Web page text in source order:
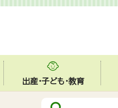
出産・子ども・教育